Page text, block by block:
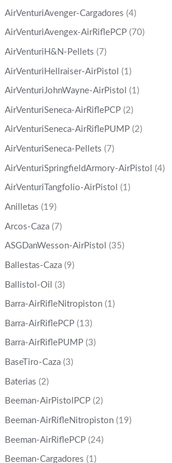
AirVenturiAvenger-Cargadores (4)
AirVenturiAvengex-AirRiflePCP (70)
AirVenturiH&N-Pellets (7)
AirVenturiHellraiser-AirPistol (1)
AirVenturiJohnWayne-AirPistol (1)
AirVenturiSeneca-AirRiflePCP (2)
AirVenturiSeneca-AirRiflePUMP (2)
AirVenturiSeneca-Pellets (7)
AirVenturiSpringfieldArmory-AirPistol (4)
AirVenturiTangfolio-AirPistol (1)
Anilletas (19)
Arcos-Caza (7)
ASGDanWesson-AirPistol (35)
Ballestas-Caza (9)
Ballistol-Oil (3)
Barra-AirRifleNitropiston (1)
Barra-AirRiflePCP (13)
Barra-AirRiflePUMP (3)
BaseTiro-Caza (3)
Baterias (2)
Beeman-AirPistolPCP (2)
Beeman-AirRifleNitropiston (19)
Beeman-AirRiflePCP (24)
Beeman-Cargadores (1)